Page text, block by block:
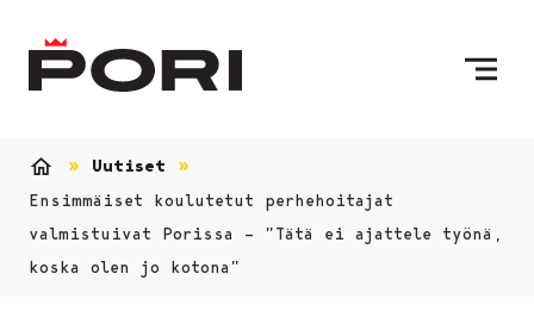
Uutiset
Ensimmäiset koulutetut perhehoitajat
valmistuivat Porissa – ”Tätä ei ajattele työnä,
koska olen jo kotona”